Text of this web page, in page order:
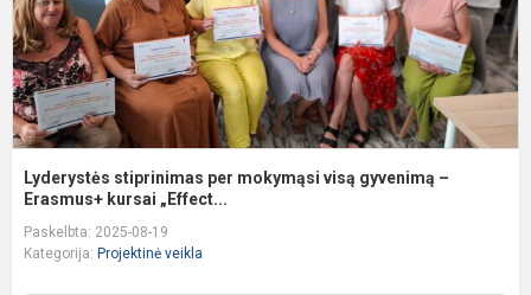
Lyderystės stiprinimas per mokymąsi visą gyvenimą –
Erasmus+ kursai „Effect...
Paskelbta: 2025-08-19
Kategorija: Projektinė veikla